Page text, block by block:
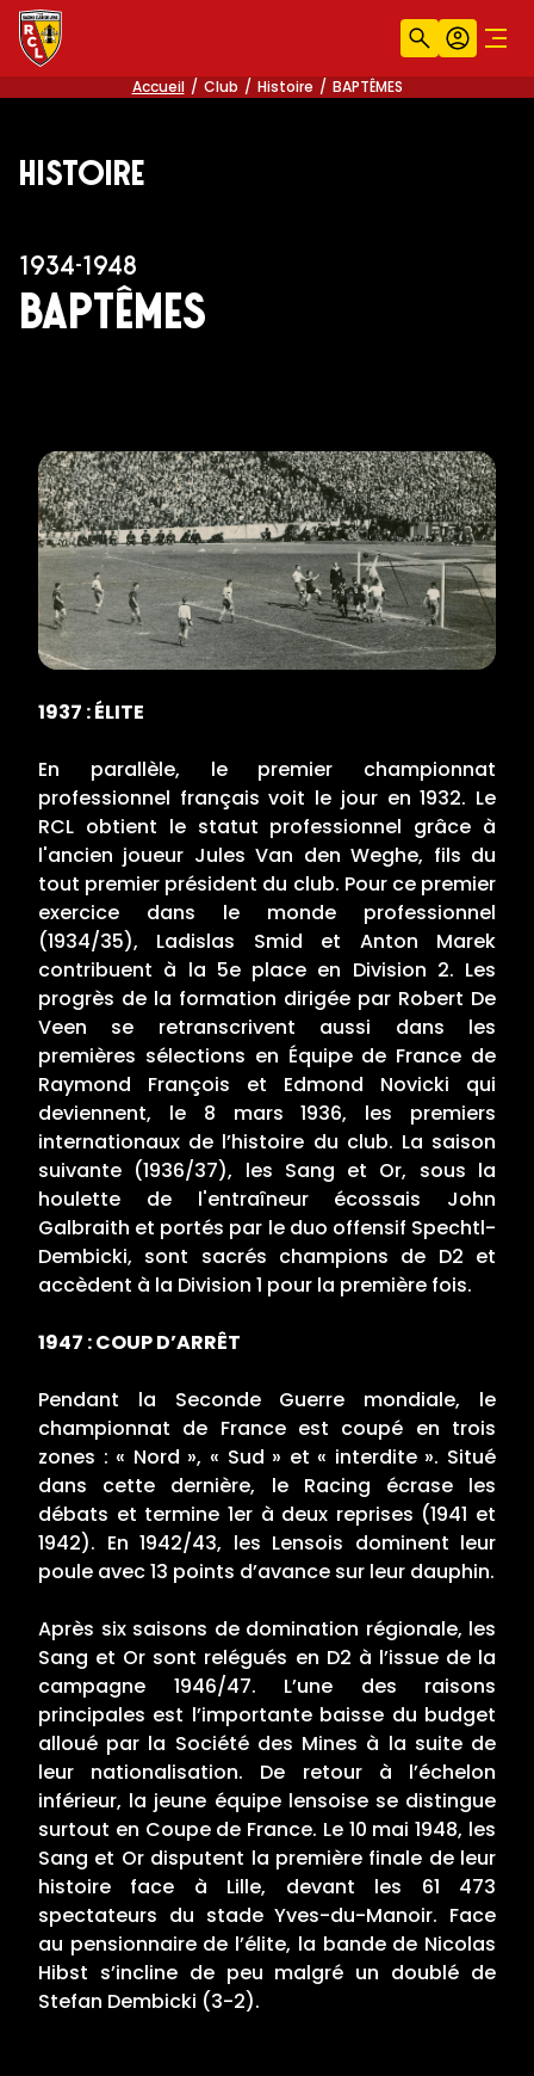
Recherche
Accueil Club Histoire BAPTÊMES
Histoire
1934-1948
BAPTÊMES
1937 : ÉLITE
En parallèle, le premier championnat
professionnel français voit le jour en 1932. Le
RCL obtient le statut professionnel grâce à
l'ancien joueur Jules Van den Weghe, fils du
tout premier président du club. Pour ce premier
exercice dans le monde professionnel
(1934/35), Ladislas Smid et Anton Marek
contribuent à la 5e place en Division 2. Les
progrès de la formation dirigée par Robert De
Veen se retranscrivent aussi dans les
premières sélections en Équipe de France de
Raymond François et Edmond Novicki qui
deviennent, le 8 mars 1936, les premiers
internationaux de l’histoire du club. La saison
suivante (1936/37), les Sang et Or, sous la
houlette de l'entraîneur écossais John
Galbraith et portés par le duo offensif Spechtl-
Dembicki, sont sacrés champions de D2 et
accèdent à la Division 1 pour la première fois.
1947 : COUP D’ARRÊT
Pendant la Seconde Guerre mondiale, le
championnat de France est coupé en trois
zones : « Nord », « Sud » et « interdite ». Situé
dans cette dernière, le Racing écrase les
débats et termine 1er à deux reprises (1941 et
1942). En 1942/43, les Lensois dominent leur
poule avec 13 points d’avance sur leur dauphin.
Après six saisons de domination régionale, les
Sang et Or sont relégués en D2 à l’issue de la
campagne 1946/47. L’une des raisons
principales est l’importante baisse du budget
alloué par la Société des Mines à la suite de
leur nationalisation. De retour à l’échelon
inférieur, la jeune équipe lensoise se distingue
surtout en Coupe de France. Le 10 mai 1948, les
Sang et Or disputent la première finale de leur
histoire face à Lille, devant les 61 473
spectateurs du stade Yves-du-Manoir. Face
au pensionnaire de l’élite, la bande de Nicolas
Hibst s’incline de peu malgré un doublé de
Stefan Dembicki (3-2).